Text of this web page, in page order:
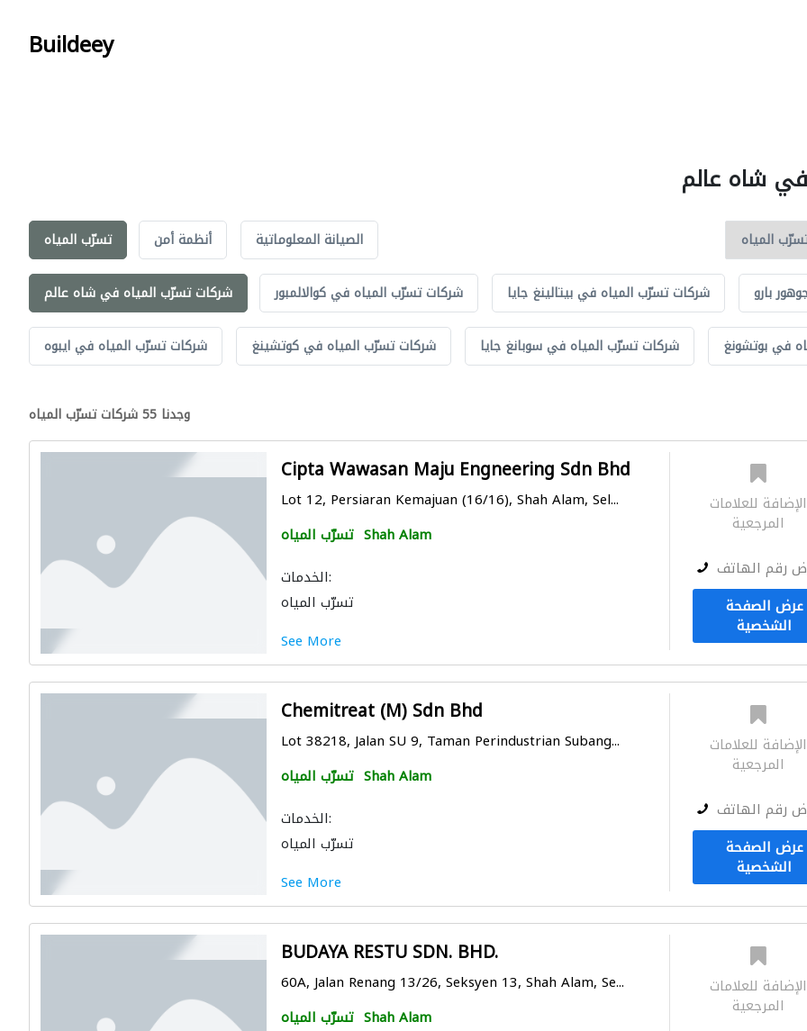
Buildeey
في شاه عالم
تسرّب المياه أنظمة أمن الصيانة المعلوماتية
شركات تسرّب المياه في شاه عالم شركات تسرّب المياه في كوالالمبور شركات تسرّب المياه في بيتالينغ جايا بارو
شركات تسرّب المياه في ايبوه شركات تسرّب المياه في كوتشينغ شركات تسرّب المياه في سوبانغ جايا في بوتشونغ
وجدنا 55 شركات تسرّب المياه
Cipta Wawasan Maju Engneering Sdn Bhd
Lot 12, Persiaran Kemajuan (16/16), Shah Alam, Sel...
تسرّب المياه Shah Alam
الخدمات:
تسرّب المياه
See More
الإضافة للعلامات
المرجعية
رقم الهاتف
عرض الصفحة
الشخصية
Chemitreat (M) Sdn Bhd
Lot 38218, Jalan SU 9, Taman Perindustrian Subang...
تسرّب المياه Shah Alam
الخدمات:
تسرّب المياه
See More
الإضافة للعلامات
المرجعية
رقم الهاتف
عرض الصفحة
الشخصية
BUDAYA RESTU SDN. BHD.
60A, Jalan Renang 13/26, Seksyen 13, Shah Alam, Se...
تسرّب المياه Shah Alam
الإضافة للعلامات
المرجعية